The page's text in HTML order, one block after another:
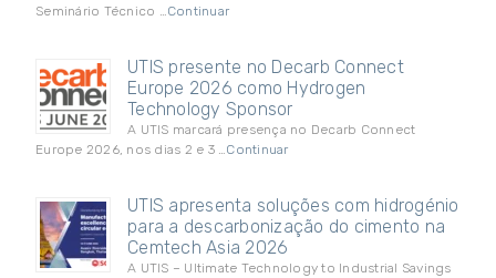
Seminário Técnico … Continuar
UTIS presente no Decarb Connect
Europe 2026 como Hydrogen
Technology Sponsor
A UTIS marcará presença no Decarb Connect
Europe 2026, nos dias 2 e 3 … Continuar
UTIS apresenta soluções com hidrogénio
para a descarbonização do cimento na
Cemtech Asia 2026
A UTIS – Ultimate Technology to Industrial Savings